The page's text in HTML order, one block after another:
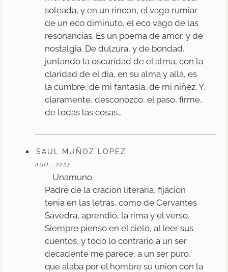
soleada, y en un rincon, el vago rumiar
de un eco diminuto, el eco vago de las
resonancias. Es un poema de amor, y de
nostalgia. De dulzura, y de bondad,
juntando la oscuridad de el alma, con la
claridad de el dia, en su alma y allá, es
la cumbre, de mi fantasia, de mi niñez. Y,
claramente, desconozco, el paso, firme,
de todas las cosas…
SAUL MUÑOZ LOPEZ
AGO., 2022
Unamuno.
Padre de la cracion literaria, fijacion
tenia en las letras, como de Cervantes
Savedra, aprendió, la rima y el verso.
Siempre pienso en el cielo, al leer sus
cuentos, y todo lo contrario a un ser
decadente me parece, a un ser puro,
que alaba por el hombre su union con la